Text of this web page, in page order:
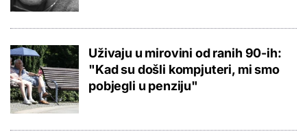
Uživaju u mirovini od ranih 90-ih:
"Kad su došli kompjuteri, mi smo
pobjegli u penziju"